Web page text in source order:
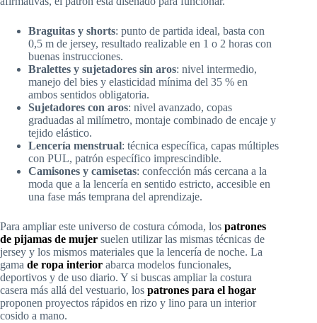
Braguitas y shorts: punto de partida ideal, basta con
0,5 m de jersey, resultado realizable en 1 o 2 horas con
buenas instrucciones.
Bralettes y sujetadores sin aros: nivel intermedio,
manejo del bies y elasticidad mínima del 35 % en
ambos sentidos obligatoria.
Sujetadores con aros: nivel avanzado, copas
graduadas al milímetro, montaje combinado de encaje y
tejido elástico.
Lencería menstrual: técnica específica, capas múltiples
con PUL, patrón específico imprescindible.
Camisones y camisetas: confección más cercana a la
moda que a la lencería en sentido estricto, accesible en
una fase más temprana del aprendizaje.
Para ampliar este universo de costura cómoda, los patrones
de pijamas de mujer suelen utilizar las mismas técnicas de
jersey y los mismos materiales que la lencería de noche. La
gama de ropa interior abarca modelos funcionales,
deportivos y de uso diario. Y si buscas ampliar la costura
casera más allá del vestuario, los patrones para el hogar
proponen proyectos rápidos en rizo y lino para un interior
cosido a mano.